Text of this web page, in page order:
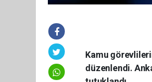
Kamu
düzenlendi.